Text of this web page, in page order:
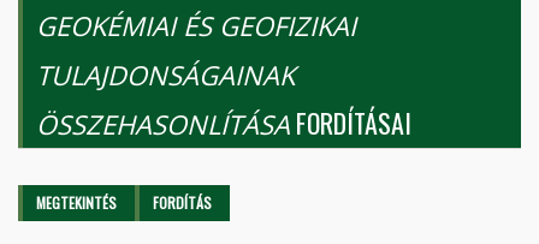
GEOKÉMIAI ÉS GEOFIZIKAI
TULAJDONSÁGAINAK
ÖSSZEHASONLÍTÁSA FORDÍTÁSAI
Elsődleges fülek
MEGTEKINTÉS FORDÍTÁS